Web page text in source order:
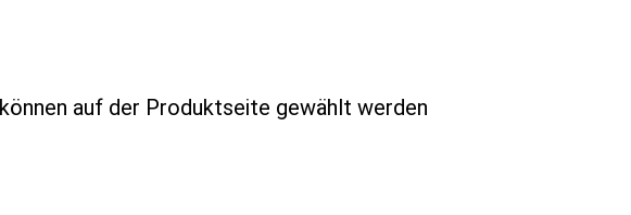
auf der Produktseite gewählt werden